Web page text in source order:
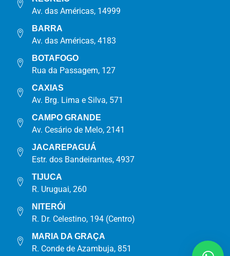
Av. das Américas, 14999
BARRA
Av. das Américas, 4183
BOTAFOGO
Rua da Passagem, 127
CAXIAS
Av. Brg. Lima e Silva, 571
CAMPO GRANDE
Av. Cesário de Melo, 2141
JACAREPAGUÁ
Estr. dos Bandeirantes, 4937
TIJUCA
R. Uruguai, 260
NITERÓI
R. Dr. Celestino, 194 (Centro)
MARIA DA GRAÇA
R. Conde de Azambuja, 851